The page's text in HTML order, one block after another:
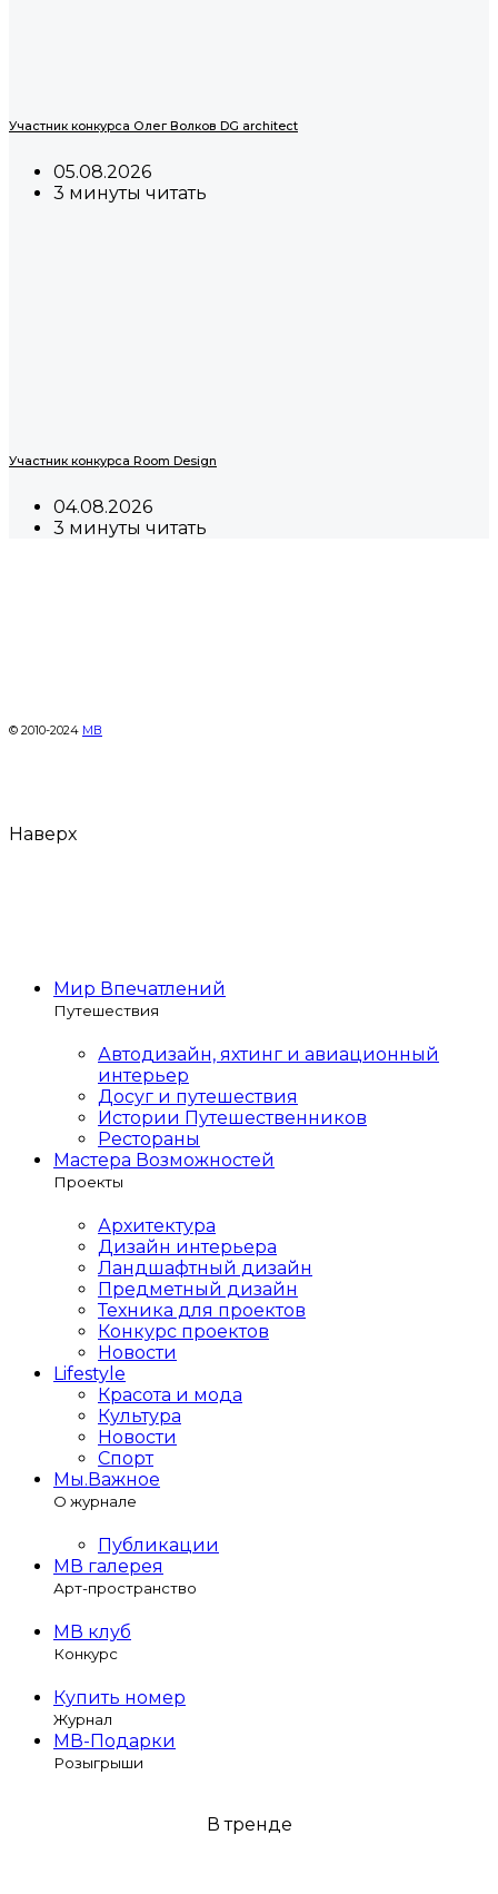
Участник конкурса Олег Волков DG architect
05.08.2026
3 минуты читать
Участник конкурса Room Design
04.08.2026
3 минуты читать
© 2010-2024 МВ
Наверх
Мир Впечатлений
Путешествия
Автодизайн, яхтинг и авиационный
интерьер
Досуг и путешествия
Истории Путешественников
Рестораны
Мастера Возможностей
Проекты
Архитектура
Дизайн интерьера
Ландшафтный дизайн
Предметный дизайн
Техника для проектов
Конкурс проектов
Новости
Lifestyle
Красота и мода
Культура
Новости
Спорт
Мы.Важное
О журнале
Публикации
МВ галерея
Арт-пространство
МВ клуб
Конкурс
Купить номер
Журнал
МВ-Подарки
Розыгрыши
В тренде